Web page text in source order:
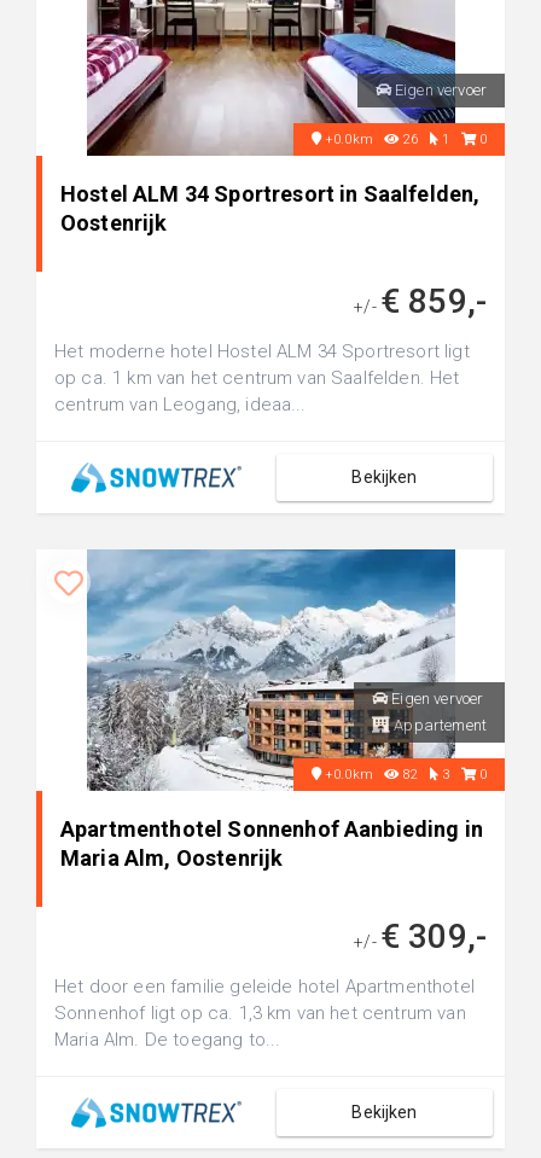
Eigen vervoer
+0.0km 26 1 0
Hostel ALM 34 Sportresort in Saalfelden,
Oostenrijk
+/- € 859,-
Het moderne hotel Hostel ALM 34 Sportresort ligt
op ca. 1 km van het centrum van Saalfelden. Het
centrum van Leogang, ideaa...
Bekijken
Eigen vervoer
Appartement
+0.0km 82 3 0
Apartmenthotel Sonnenhof Aanbieding in
Maria Alm, Oostenrijk
+/- € 309,-
Het door een familie geleide hotel Apartmenthotel
Sonnenhof ligt op ca. 1,3 km van het centrum van
Maria Alm. De toegang to...
Bekijken